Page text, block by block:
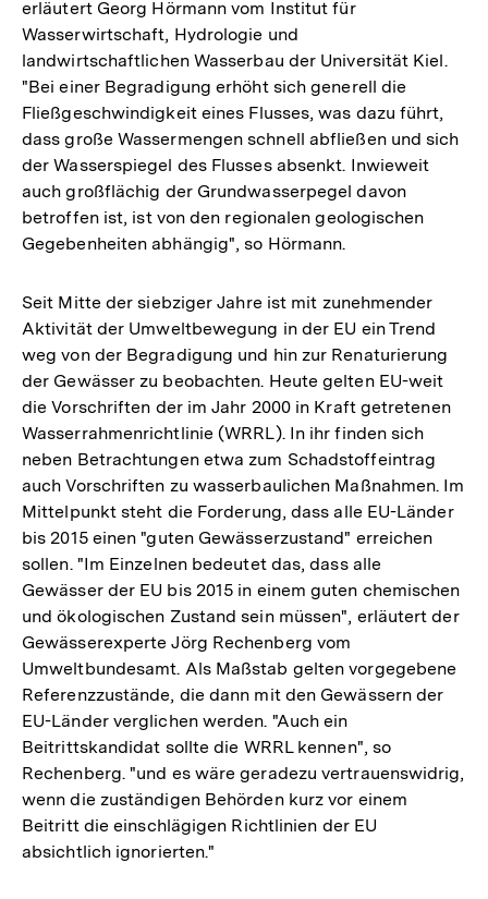
erläutert Georg Hörmann vom Institut für
Wasserwirtschaft, Hydrologie und
landwirtschaftlichen Wasserbau der Universität Kiel.
"Bei einer Begradigung erhöht sich generell die
Fließgeschwindigkeit eines Flusses, was dazu führt,
dass große Wassermengen schnell abfließen und sich
der Wasserspiegel des Flusses absenkt. Inwieweit
auch großflächig der Grundwasserpegel davon
betroffen ist, ist von den regionalen geologischen
Gegebenheiten abhängig", so Hörmann.
Seit Mitte der siebziger Jahre ist mit zunehmender
Aktivität der Umweltbewegung in der EU ein Trend
weg von der Begradigung und hin zur Renaturierung
der Gewässer zu beobachten. Heute gelten EU-weit
die Vorschriften der im Jahr 2000 in Kraft getretenen
Wasserrahmenrichtlinie (WRRL). In ihr finden sich
neben Betrachtungen etwa zum Schadstoffeintrag
auch Vorschriften zu wasserbaulichen Maßnahmen. Im
Mittelpunkt steht die Forderung, dass alle EU-Länder
bis 2015 einen "guten Gewässerzustand" erreichen
sollen. "Im Einzelnen bedeutet das, dass alle
Gewässer der EU bis 2015 in einem guten chemischen
und ökologischen Zustand sein müssen", erläutert der
Gewässerexperte Jörg Rechenberg vom
Umweltbundesamt. Als Maßstab gelten vorgegebene
Referenzzustände, die dann mit den Gewässern der
EU-Länder verglichen werden. "Auch ein
Beitrittskandidat sollte die WRRL kennen", so
Rechenberg. "und es wäre geradezu vertrauenswidrig,
wenn die zuständigen Behörden kurz vor einem
Beitritt die einschlägigen Richtlinien der EU
absichtlich ignorierten."